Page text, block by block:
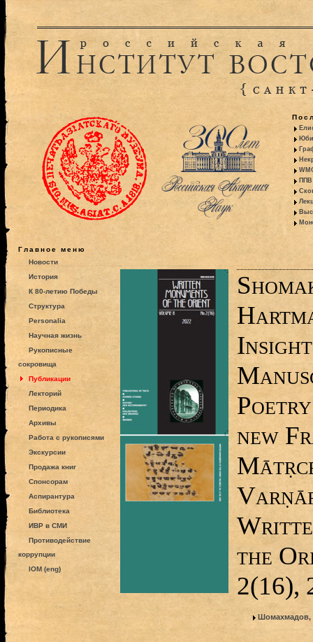
ППВ
Главное меню
Новости
История
К 80-летию Победы
Структура
Personalia
Научная жизнь
Рукописные
сокровища
Публикации
Лекторий
Периодика
Архивы
Работа с рукописями
Экскурсии
Продажа книг
Спонсорам
Аспирантура
Библиотека
ИВР в СМИ
Противодействие
коррупции
IOM (eng)
new
the
2(16),
Шомахмадов,